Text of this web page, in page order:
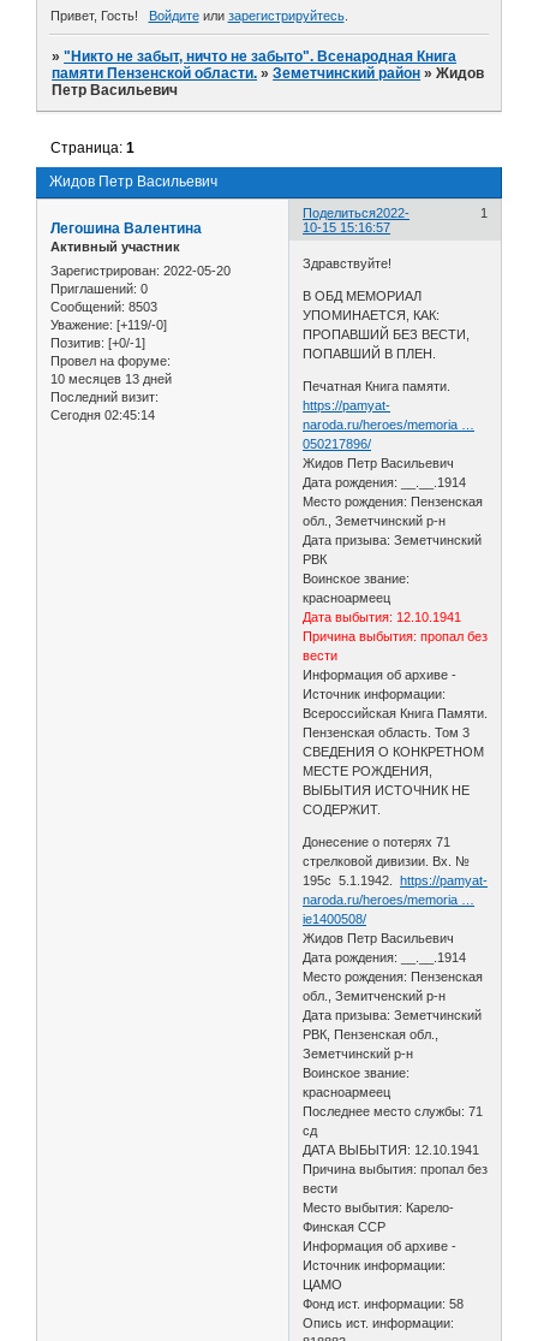
Привет, Гость! Войдитеили зарегистрируйтесь.
»"Никто не забыт, ничто не забыто". Всенародная Книга
памяти Пензенской области. »Земетчинский район »Жидов
Петр Васильевич
Жидов Петр Васильевич
Страница:1
Поделиться 1
2022-
10-15 15:16:57
Легошина Валентина
Активный участник
Зарегистрирован: 2022-05-20
Приглашений: 0
Сообщений: 8503
Уважение: [+119/-0]
Позитив: [+0/-1]
Провел на форуме:
10 месяцев 13 дней
Последний визит:
Сегодня 02:45:14
Здравствуйте!
В ОБД МЕМОРИАЛ
УПОМИНАЕТСЯ, КАК:
ПРОПАВШИЙ БЕЗ ВЕСТИ,
ПОПАВШИЙ В ПЛЕН.
Печатная Книга памяти.
https://pamyat-
naroda.ru/heroes/memoria …
050217896/
Жидов Петр Васильевич
Дата рождения: __.__.1914
Место рождения: Пензенская
обл., Земетчинский р-н
Дата призыва: Земетчинский
РВК
Воинское звание:
красноармеец
Дата выбытия: 12.10.1941
Причина выбытия: пропал без
вести
Информация об архиве -
Источник информации:
Всероссийская Книга Памяти.
Пензенская область. Том 3
СВЕДЕНИЯ О КОНКРЕТНОМ
МЕСТЕ РОЖДЕНИЯ,
ВЫБЫТИЯ ИСТОЧНИК НЕ
СОДЕРЖИТ.
Донесение о потерях 71
стрелковой дивизии. Вх. №
195с 5.1.1942.https://pamyat-
naroda.ru/heroes/memoria …
ie1400508/
Жидов Петр Васильевич
Дата рождения: __.__.1914
Место рождения: Пензенская
обл., Земитченский р-н
Дата призыва: Земетчинский
РВК, Пензенская обл.,
Земетчинский р-н
Воинское звание:
красноармеец
Последнее место службы: 71
сд
ДАТА ВЫБЫТИЯ: 12.10.1941
Причина выбытия: пропал без
вести
Место выбытия: Карело-
Финская ССР
Информация об архиве -
Источник информации:
ЦАМО
Фонд ист. информации: 58
Опись ист. информации: